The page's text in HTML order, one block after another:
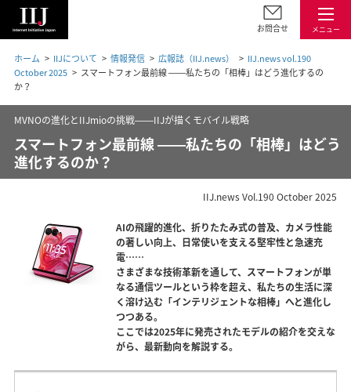
メニュー
お問合せ
ホーム IIJについて 情報発信 広報誌（IIJ.news）
IIJ.news vol.190
October 2025
スマートフォン最前線 ――私たちの「相棒」はどう進化するの
か？
MVNOの進化とIIJmioの挑戦――IIJが描くモバイル戦略
スマートフォン最前線 ――私たちの「相棒」はどう
進化するのか？
IIJ.news Vol.190 October 2025
AIの飛躍的進化、折りたたみ式の普及、カメラ性能
の著しい向上、日常使いを支える堅牢性と急速充
電……
さまざまな技術革新を通して、スマートフォンが単
なる通信ツールという枠を超え、私たちの生活に深
く溶け込む「インテリジェントな相棒」へと進化し
つつある。
ここでは2025年に発売されたモデルの紹介を交えな
がら、最新動向を解説する。